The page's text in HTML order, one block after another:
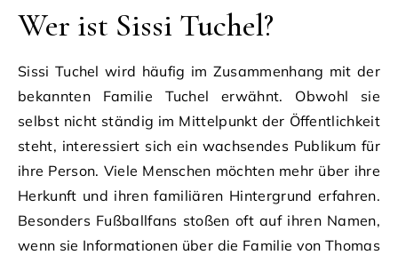
Wer ist Sissi Tuchel?
Sissi Tuchel wird häufig im Zusammenhang mit der
bekannten Familie Tuchel erwähnt. Obwohl sie
selbst nicht ständig im Mittelpunkt der Öffentlichkeit
steht, interessiert sich ein wachsendes Publikum für
ihre Person. Viele Menschen möchten mehr über ihre
Herkunft und ihren familiären Hintergrund erfahren.
Besonders Fußballfans stoßen oft auf ihren Namen,
wenn sie Informationen über die Familie von Thomas